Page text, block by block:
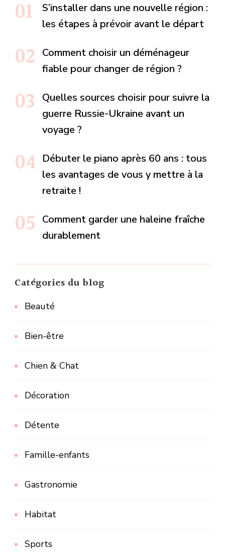
S’installer dans une nouvelle région :
les étapes à prévoir avant le départ
Comment choisir un déménageur
fiable pour changer de région ?
Quelles sources choisir pour suivre la
guerre Russie-Ukraine avant un
voyage ?
Débuter le piano après 60 ans : tous
les avantages de vous y mettre à la
retraite !
Comment garder une haleine fraîche
durablement
Catégories du blog
Beauté
Bien-être
Chien & Chat
Décoration
Détente
Famille-enfants
Gastronomie
Habitat
Sports